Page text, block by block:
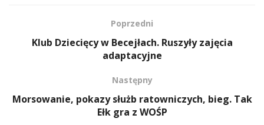
Poprzedni
Klub Dziecięcy w Becejłach. Ruszyły zajęcia
adaptacyjne
Następny
Morsowanie, pokazy służb ratowniczych, bieg. Tak
Ełk gra z WOŚP